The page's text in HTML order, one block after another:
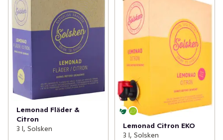
Lemonad Fläder &
Citron
3 l, Solsken
Lemonad Citron EKO
3 l, Solsken